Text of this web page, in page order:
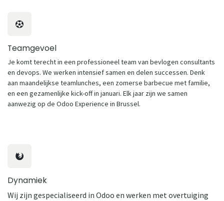
Teamgevoel
Je komt terecht in een professioneel team van bevlogen consultants
en devops. We werken intensief samen en delen successen. Denk
aan maandelijkse teamlunches, een zomerse barbecue met familie,
en een gezamenlijke kick-off in januari. Elk jaar zijn we samen
aanwezig op de Odoo Experience in Brussel.
Dynamiek
Wij zijn gespecialiseerd in Odoo en werken met overtuiging